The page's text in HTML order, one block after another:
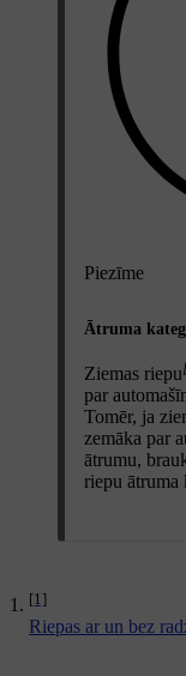
Piezīme
Ātruma
Ziemas riepu
par
Tomēr, ja
zemāka par
ātrumu,
riepu ātruma
[1]
Riepas ar un bez